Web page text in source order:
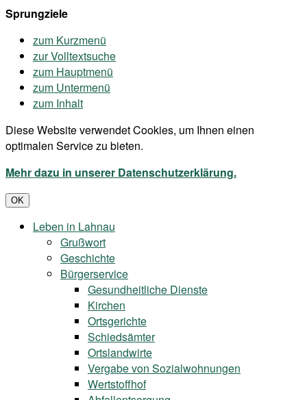
Sprungziele
zum Kurzmenü
zur Volltextsuche
zum Hauptmenü
zum Untermenü
zum Inhalt
Diese Website verwendet Cookies, um Ihnen einen
optimalen Service zu bieten.
Mehr dazu in unserer Datenschutzerklärung.
OK
Leben in Lahnau
Grußwort
Geschichte
Bürgerservice
Gesundheitliche Dienste
Kirchen
Ortsgerichte
Schiedsämter
Ortslandwirte
Vergabe von Sozialwohnungen
Wertstoffhof